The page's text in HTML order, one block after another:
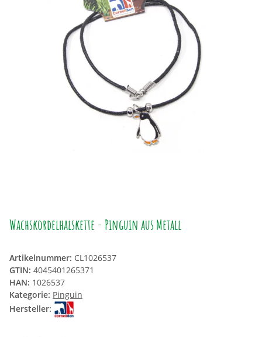
Wachskordelhalskette - Pinguin aus Metall
Artikelnummer: CL1026537
GTIN: 4045401265371
HAN: 1026537
Kategorie: Pinguin
Hersteller: